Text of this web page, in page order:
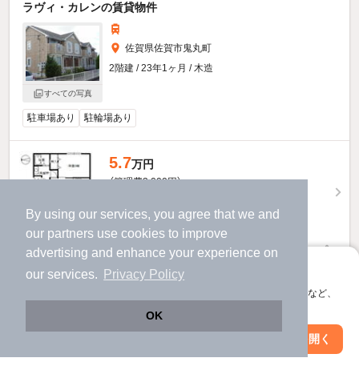
By using our services, you agree that we and
our partners use cookies to improve
advertising and enhance your experience on
our services.
Privacy Policy
OK
アプリに切り替えて、サクサクお部屋探し
会員登録なしですぐ使える。マップ検索やお気に入り保存など、
アプリを開く
ラヴィ・カレンの賃貸物件
すべての写真
佐賀県佐賀市鬼丸町
2階建 / 23年1ヶ月 / 木造
駐車場あり 駐輪場あり
5.7万円
（管理費3,000円）
2階 / 2LDK / 58.53㎡
お問い合わせ （無料）
絞り込み条件を変更